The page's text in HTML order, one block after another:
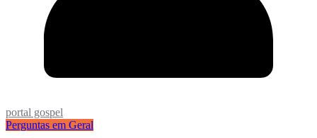
portal gospel
Perguntas em Geral